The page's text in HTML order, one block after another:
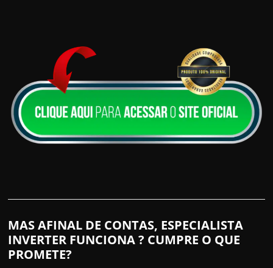
MAS AFINAL DE CONTAS, ESPECIALISTA
INVERTER FUNCIONA ? CUMPRE O QUE
PROMETE?